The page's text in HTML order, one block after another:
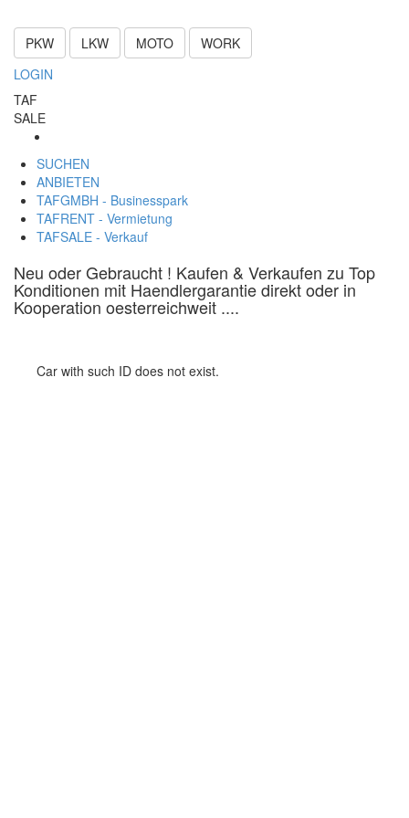
PKW LKW MOTO
WORK
LOGIN
TAF
SALE
SUCHEN
ANBIETEN
TAFGMBH - Businesspark
TAFRENT - Vermietung
TAFSALE - Verkauf
Neu oder Gebraucht ! Kaufen & Verkaufen zu Top
Konditionen mit Haendlergarantie direkt oder in
Kooperation oesterreichweit ....
Car with such ID does not exist.